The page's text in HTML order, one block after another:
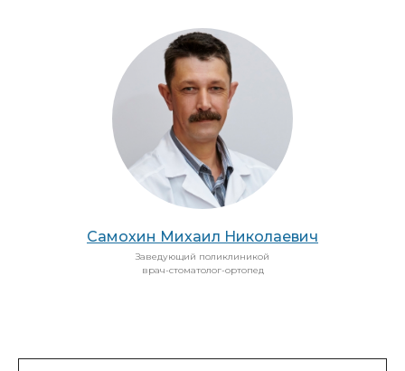
Самохин Михаил Николаевич
Заведующий поликлиникой
врач-стоматолог-ортопед